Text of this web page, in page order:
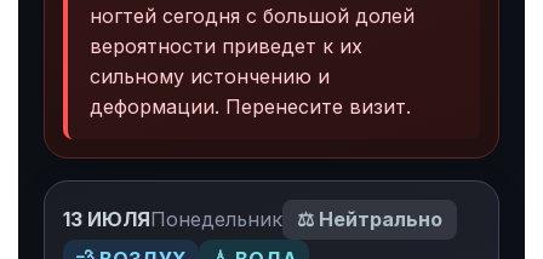
ногтей сегодня с большой долей
вероятности приведет к их
сильному истончению и
деформации. Перенесите визит.
13 ИЮЛЯПонедельник
⚖️ Нейтрально